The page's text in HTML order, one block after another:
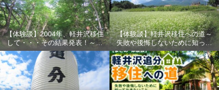
【体験談】2004年、軽井沢移住
して・・・その結果発表！～失
敗や後悔しないために知ってお
きたいこと
【体験談】軽井沢移住への道～
失敗や後悔しないために知って
おきたいこと